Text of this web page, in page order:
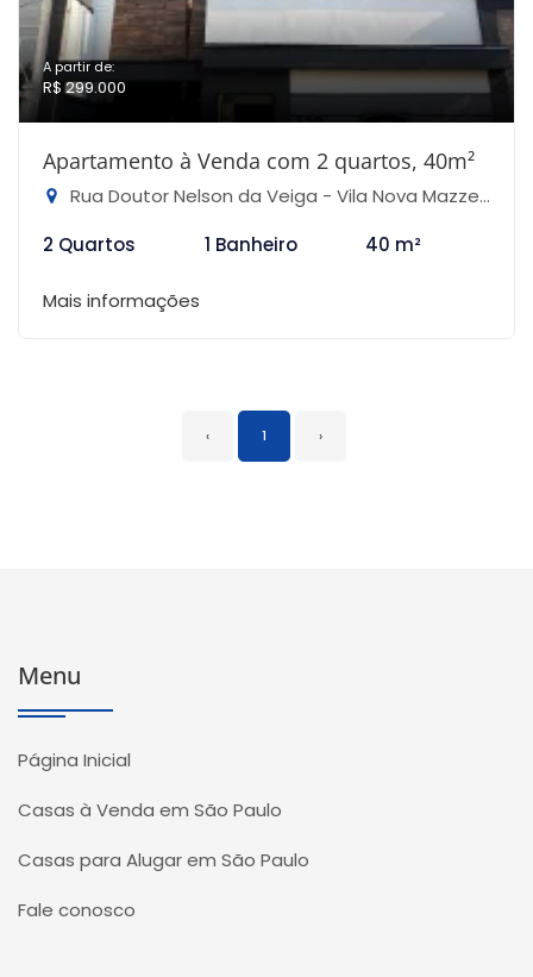
A partir de:
R$ 299.000
Apartamento à Venda com 2 quartos, 40m²
Rua Doutor Nelson da Veiga - Vila Nova Mazzei, São Paulo-SP
2 Quartos
1 Banheiro 40 m²
Mais informações
‹ 1 ›
Menu
Página Inicial
Casas à Venda em São Paulo
Casas para Alugar em São Paulo
Fale conosco